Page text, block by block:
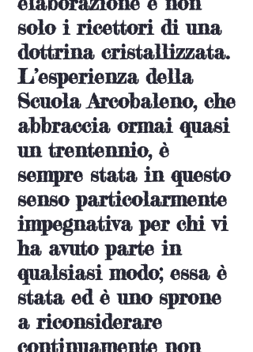
solo i ricettori di una
dottrina cristallizzata.
L’esperienza della
Scuola Arcobaleno, che
abbraccia ormai quasi
un trentennio, è
sempre stata in questo
senso particolarmente
impegnativa per chi vi
ha avuto parte in
qualsiasi modo; essa è
stata ed è uno sprone
a riconsiderare
continuamente non